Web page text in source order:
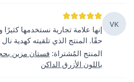
VK
إنها علامة تجارية نستخدمها
حقًا. المنتج الذي تلقيته كهدية
المنتج المُشتراة: فستان مزين
باللون الأزرق الداكن